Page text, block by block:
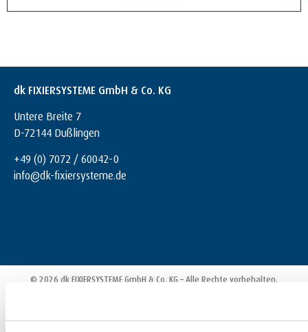
dk FIXIERSYSTEME GmbH & Co. KG
Untere Breite 7
D-72144 Dußlingen
+49 (0) 7072 / 60042-0
info@dk-fixiersysteme.de
© 2026 dk FIXIERSYSTEME GmbH & Co. KG – Alle Rechte vorbehalten.